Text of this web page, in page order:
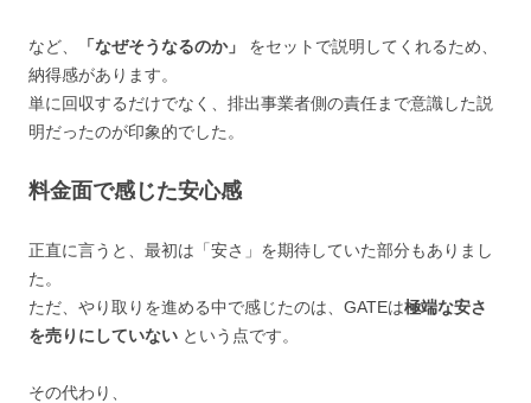
など、 「なぜそうなるのか」
をセットで説明してくれるため、
納得感があります。
単に回収するだけでなく、排出事業者側の責任まで意識した説
明だったのが印象的でした。
料金面で感じた安心感
正直に言うと、最初は「安さ」を期待していた部分もありまし
た。
ただ、やり取りを進める中で感じたのは、GATEは極端な安さ
を売りにしていない という点です。
その代わり、